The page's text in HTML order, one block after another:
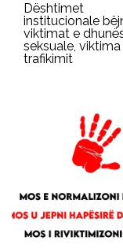
Dështimet
institucionale
viktimat e
seksuale,
trafikimit